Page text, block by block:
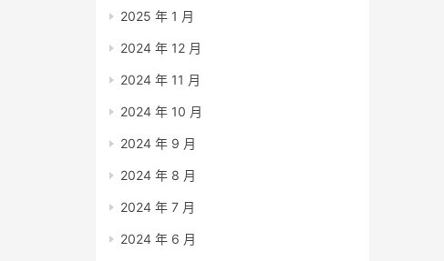
2025 年 1 月
2024 年 12 月
2024 年 11 月
2024 年 10 月
2024 年 9 月
2024 年 8 月
2024 年 7 月
2024 年 6 月